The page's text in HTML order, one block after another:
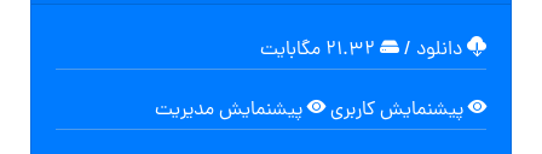
دانلود /
پیشنمایش کاربری پیشنمایش مدیریت